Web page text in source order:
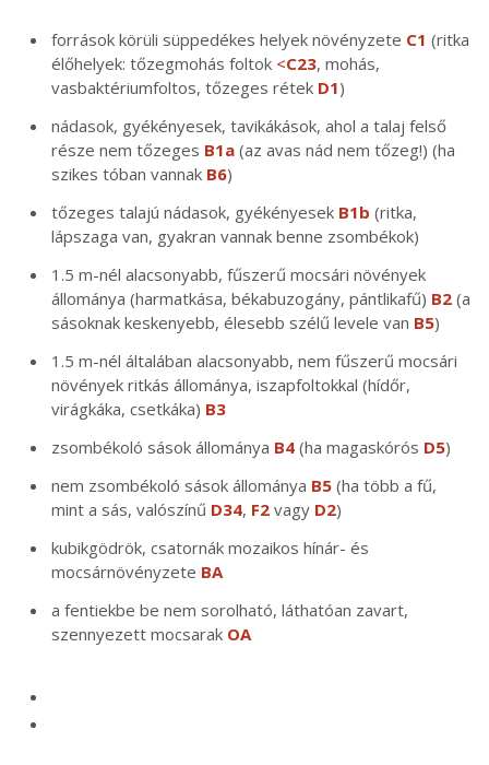
források körüli süppedékes helyek növényzete C1 (ritka
élőhelyek: tőzegmohás foltok <C23, mohás,
vasbaktériumfoltos, tőzeges rétek D1)
nádasok, gyékényesek, tavikákások, ahol a talaj felső
része nem tőzeges B1a(az avas nád nem tőzeg!) (ha
szikes tóban vannak B6)
tőzeges talajú nádasok, gyékényesek B1b (ritka,
lápszaga van, gyakran vannak benne zsombékok)
1.5 m-nél alacsonyabb, fűszerű mocsári növények
állománya (harmatkása, békabuzogány, pántlikafű) B2(a
sásoknak keskenyebb, élesebb szélű levele van B5)
1.5 m-nél általában alacsonyabb, nem fűszerű mocsári
növények ritkás állománya, iszapfoltokkal (hídőr,
virágkáka, csetkáka) B3
zsombékoló sások állománya B4(ha magaskórós D5)
nem zsombékoló sások állománya B5(ha több a fű,
mint a sás, valószínű D34, F2vagy D2)
kubikgödrök, csatornák mozaikos hínár- és
mocsárnövényzete BA
a fentiekbe be nem sorolható, láthatóan zavart,
szennyezett mocsarak OA